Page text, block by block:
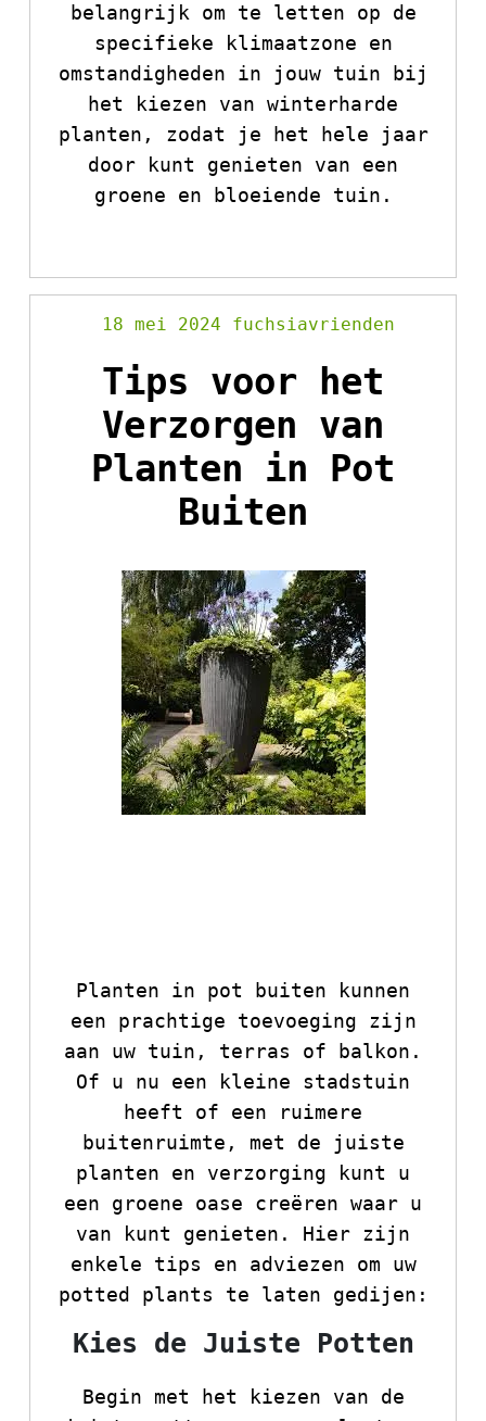
belangrijk om te letten op de
specifieke klimaatzone en
omstandigheden in jouw tuin bij
het kiezen van winterharde
planten, zodat je het hele jaar
door kunt genieten van een
groene en bloeiende tuin.
18 mei 2024 fuchsiavrienden
Tips voor het
Verzorgen van
Planten in Pot
Buiten
Planten in pot buiten kunnen
een prachtige toevoeging zijn
aan uw tuin, terras of balkon.
Of u nu een kleine stadstuin
heeft of een ruimere
buitenruimte, met de juiste
planten en verzorging kunt u
een groene oase creëren waar u
van kunt genieten. Hier zijn
enkele tips en adviezen om uw
potted plants te laten gedijen:
Kies de Juiste Potten
Begin met het kiezen van de